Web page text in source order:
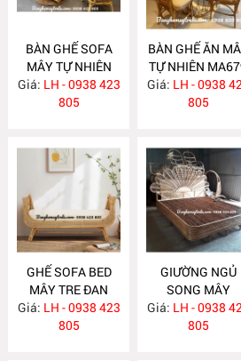
BÀN GHẾ SOFA
MÂY TỰ NHIÊN
MA681
Giá: LH - 0938 423
805
BÀN GHẾ ĂN
TỰ NHIÊN
Giá: LH - 0938
805
GHẾ SOFA BED
MÂY TRE ĐAN
MA671
Giá: LH - 0938 423
805
GIƯỜNG NGỦ
SONG MÂY
MA670
Giá: LH - 0938
805